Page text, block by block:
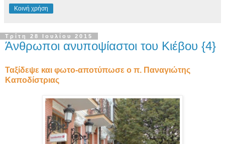
Κοινή χρήση
Τρίτη 28 Ιουλίου 2015
Άνθρωποι ανυποψίαστοι του Κιέβου {4}
Ταξίδεψε και φωτο-αποτύπωσε ο π. Παναγιώτης
Καποδίστριας